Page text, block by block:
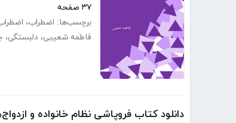
۳۷ صفحه
برچسب‌ها: اضطراب،
فاطمه شعیبی، دلبستگی،
دانلود کتاب فروپاشی نظام خانواده و